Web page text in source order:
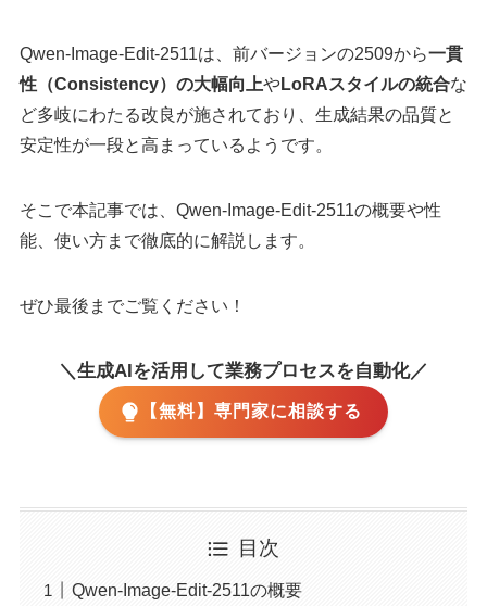
Qwen-Image-Edit-2511は、前バージョンの2509から一貫
性（Consistency）の大幅向上やLoRAスタイルの統合な
ど多岐にわたる改良が施されており、生成結果の品質と
安定性が一段と高まっているようです。
そこで本記事では、Qwen-Image-Edit-2511の概要や性
能、使い方まで徹底的に解説します。
ぜひ最後までご覧ください！
＼生成AIを活用して業務プロセスを自動化／
【無料】専門家に相談する
目次
Qwen-Image-Edit-2511の概要